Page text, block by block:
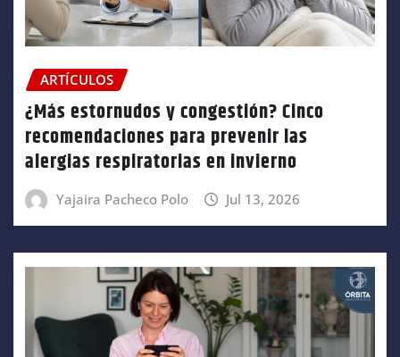
ARTÍCULOS
¿Más estornudos y congestión? Cinco
recomendaciones para prevenir las
alergias respiratorias en invierno
Yajaira Pacheco Polo Jul 13, 2026